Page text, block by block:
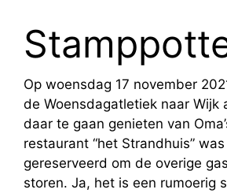
Op woensdag 17 november
de Woensdagatletiek naar Wijk
daar te gaan genieten van
restaurant “het Strandhuis”
gereserveerd om de overige
storen. Ja, het is een rumoerig